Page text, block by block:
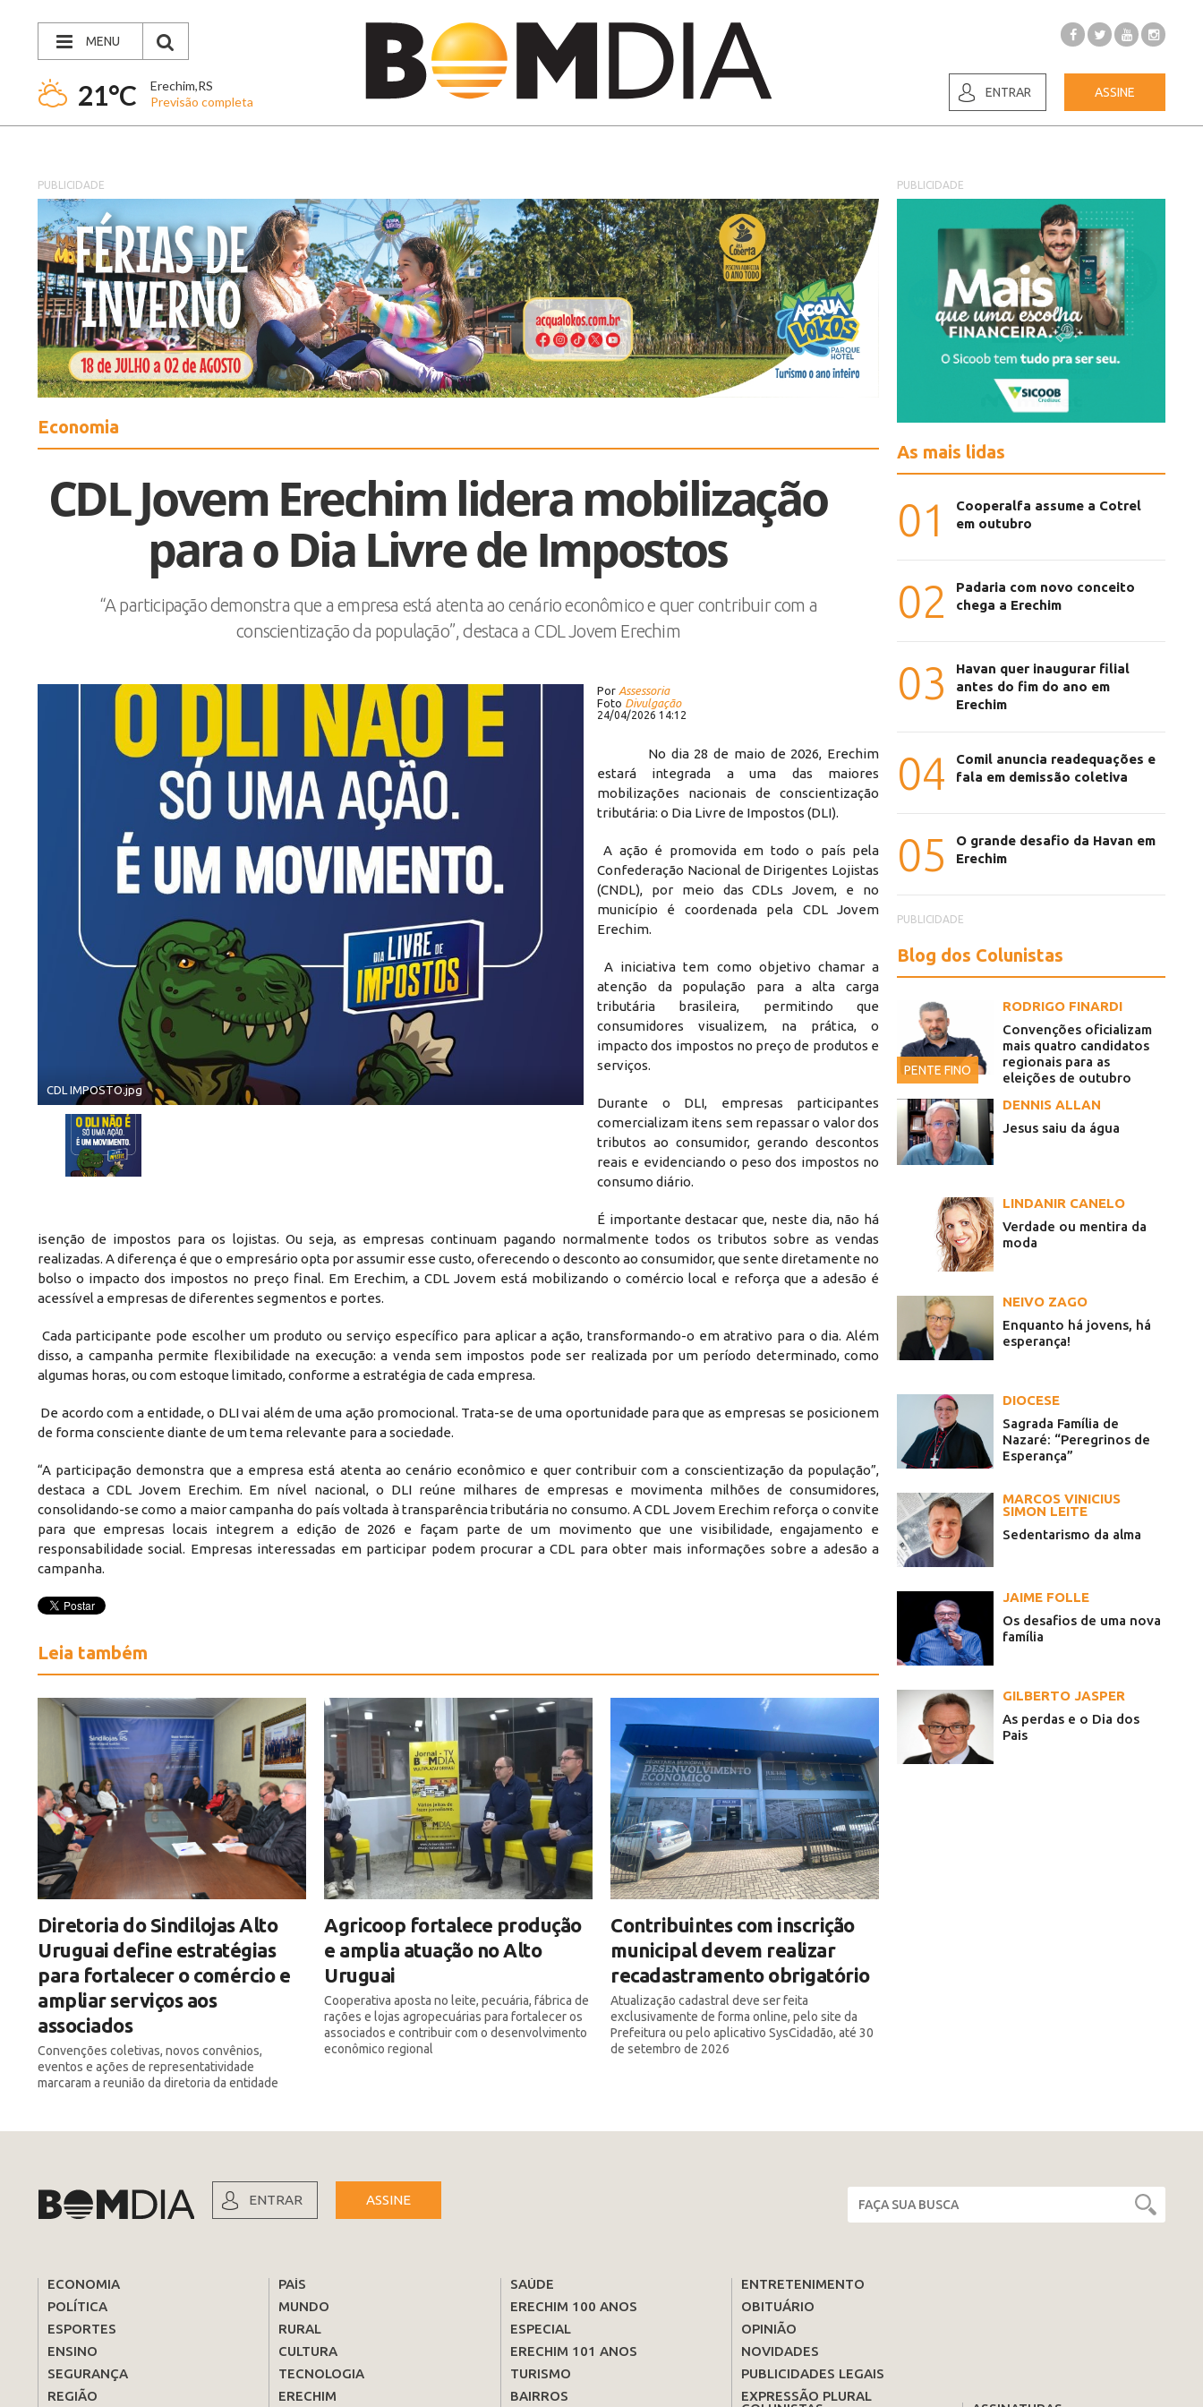
MENU
21°C
Erechim,RS
Previsão completa
ENTRAR ASSINE
PUBLICIDADE
Economia
CDL Jovem Erechim lidera mobilização
para o Dia Livre de Impostos
“A participação demonstra que a empresa está atenta ao cenário econômico e quer contribuir com a
conscientização da população”, destaca a CDL Jovem Erechim
CDL IMPOSTO.jpg
Por Assessoria
Foto Divulgação
24/04/2026 14:12
No dia 28 de maio de 2026, Erechim
estará integrada a uma das maiores
mobilizações nacionais de conscientização
tributária: o Dia Livre de Impostos (DLI).
A ação é promovida em todo o país pela
Confederação Nacional de Dirigentes Lojistas
(CNDL), por meio das CDLs Jovem, e no
município é coordenada pela CDL Jovem
Erechim.
A iniciativa tem como objetivo chamar a
atenção da população para a alta carga
tributária brasileira, permitindo que
consumidores visualizem, na prática, o
impacto dos impostos no preço de produtos e
serviços.
Durante o DLI, empresas participantes
comercializam itens sem repassar o valor dos
tributos ao consumidor, gerando descontos
reais e evidenciando o peso dos impostos no
consumo diário.
É importante destacar que, neste dia, não há
isenção de impostos para os lojistas. Ou seja, as empresas continuam pagando normalmente todos os tributos sobre as vendas
realizadas. A diferença é que o empresário opta por assumir esse custo, oferecendo o desconto ao consumidor, que sente diretamente no
bolso o impacto dos impostos no preço final. Em Erechim, a CDL Jovem está mobilizando o comércio local e reforça que a adesão é
acessível a empresas de diferentes segmentos e portes.
Cada participante pode escolher um produto ou serviço específico para aplicar a ação, transformando-o em atrativo para o dia. Além
disso, a campanha permite flexibilidade na execução: a venda sem impostos pode ser realizada por um período determinado, como
algumas horas, ou com estoque limitado, conforme a estratégia de cada empresa.
De acordo com a entidade, o DLI vai além de uma ação promocional. Trata-se de uma oportunidade para que as empresas se posicionem
de forma consciente diante de um tema relevante para a sociedade.
“A participação demonstra que a empresa está atenta ao cenário econômico e quer contribuir com a conscientização da população”,
destaca a CDL Jovem Erechim. Em nível nacional, o DLI reúne milhares de empresas e movimenta milhões de consumidores,
consolidando-se como a maior campanha do país voltada à transparência tributária no consumo. A CDL Jovem Erechim reforça o convite
para que empresas locais integrem a edição de 2026 e façam parte de um movimento que une visibilidade, engajamento e
responsabilidade social. Empresas interessadas em participar podem procurar a CDL para obter mais informações sobre a adesão a
campanha.
Leia também
Diretoria do Sindilojas Alto
Uruguai define estratégias
para fortalecer o comércio e
ampliar serviços aos
associados
Convenções coletivas, novos convênios,
eventos e ações de representatividade
marcaram a reunião da diretoria da entidade
Agricoop fortalece produção
e amplia atuação no Alto
Uruguai
Cooperativa aposta no leite, pecuária, fábrica de
rações e lojas agropecuárias para fortalecer os
associados e contribuir com o desenvolvimento
econômico regional
Contribuintes com inscrição
municipal devem realizar
recadastramento obrigatório
Atualização cadastral deve ser feita
exclusivamente de forma online, pelo site da
Prefeitura ou pelo aplicativo SysCidadão, até 30
de setembro de 2026
PUBLICIDADE
As mais lidas
01
Cooperalfa assume a Cotrel
em outubro
02
Padaria com novo conceito
chega a Erechim
03
Havan quer inaugurar filial
antes do fim do ano em
Erechim
04
Comil anuncia readequações e
fala em demissão coletiva
05
O grande desafio da Havan em
Erechim
PUBLICIDADE
Blog dos Colunistas
PENTE FINO
RODRIGO FINARDI
Convenções oficializam
mais quatro candidatos
regionais para as
eleições de outubro
DENNIS ALLAN
Jesus saiu da água
LINDANIR CANELO
Verdade ou mentira da
moda
NEIVO ZAGO
Enquanto há jovens, há
esperança!
DIOCESE
Sagrada Família de
Nazaré: “Peregrinos de
Esperança”
MARCOS VINICIUS
SIMON LEITE
Sedentarismo da alma
JAIME FOLLE
Os desafios de uma nova
família
GILBERTO JASPER
As perdas e o Dia dos
Pais
ENTRAR ASSINE
ECONOMIA
POLÍTICA
ESPORTES
ENSINO
SEGURANÇA
REGIÃO
PAÍS
MUNDO
RURAL
CULTURA
TECNOLOGIA
ERECHIM
SAÚDE
ERECHIM 100 ANOS
ESPECIAL
ERECHIM 101 ANOS
TURISMO
BAIRROS
ENTRETENIMENTO
OBITUÁRIO
OPINIÃO
NOVIDADES
PUBLICIDADES LEGAIS
EXPRESSÃO PLURAL